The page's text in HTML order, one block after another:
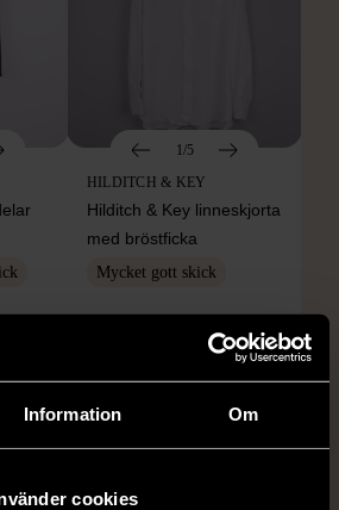
Information Om
cookies
1/5
HILDITCH & KEY
Hilditch & Key linneskjorta
med bröstficka
Mycket gott skick
399 kr